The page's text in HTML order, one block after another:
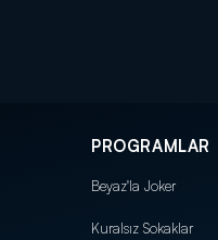
PROGRAMLAR
Beyaz'la Joker
Kuralsız Sokaklar